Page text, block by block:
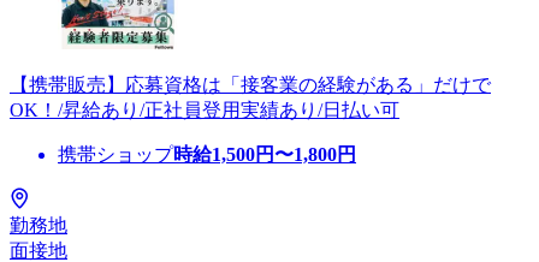
【携帯販売】応募資格は「接客業の経験がある」だけで
OK！/昇給あり/正社員登用実績あり/日払い可
携帯ショップ時給1,500円〜1,800円
勤務地
面接地